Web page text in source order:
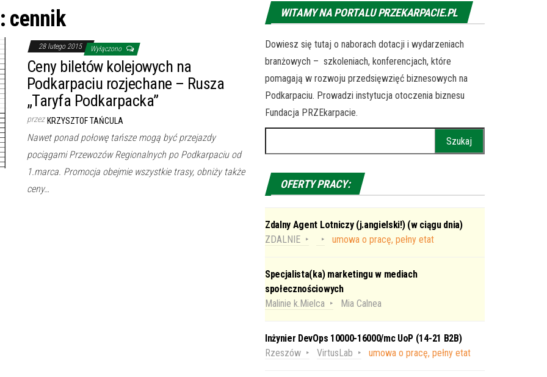
cennik
28 lutego 2015 Wyłączono
Ceny biletów kolejowych na
Podkarpaciu rozjechane – Rusza
„Taryfa Podkarpacka”
przez KRZYSZTOF TAŃCULA
Nawet ponad połowę tańsze mogą być przejazdy
pociągami Przewozów Regionalnych po Podkarpaciu od
1.marca. Promocja obejmie wszystkie trasy, obniży także
ceny…
WITAMY NA PORTALU PRZEKARPACIE.PL
Dowiesz się tutaj o naborach dotacji i wydarzeniach
branżowych – szkoleniach, konferencjach, które
pomagają w rozwoju przedsięwzięć biznesowych na
Podkarpaciu. Prowadzi instytucja otoczenia biznesu
Fundacja PRZEkarpacie.
OFERTY PRACY:
Zdalny Agent Lotniczy (j.angielski!) (w ciągu dnia)
ZDALNIE
umowa o pracę, pełny etat
Specjalista(ka) marketingu w mediach
społecznościowych
Malinie k.Mielca
Mia Calnea
Inżynier DevOps 10000-16000/mc UoP (14-21 B2B)
Rzeszów
VirtusLab umowa o pracę, pełny etat